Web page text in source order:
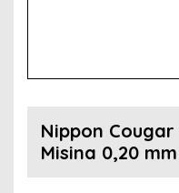
Nippon
Misina 0,20 mm